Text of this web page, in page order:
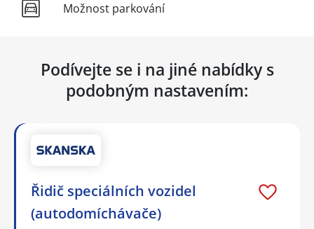
Možnost parkování
Podívejte se i na jiné nabídky s
podobným nastavením:
Řidič speciálních vozidel
(autodomíchávače)